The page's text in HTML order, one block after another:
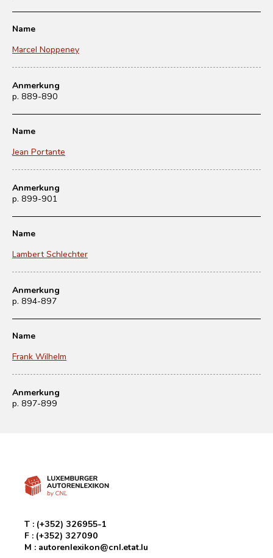
Name
Marcel Noppeney
Anmerkung
p. 889-890
Name
Jean Portante
Anmerkung
p. 899-901
Name
Lambert Schlechter
Anmerkung
p. 894-897
Name
Frank Wilhelm
Anmerkung
p. 897-899
T : (+352) 326955-1
F : (+352) 327090
M : autorenlexikon@cnl.etat.lu